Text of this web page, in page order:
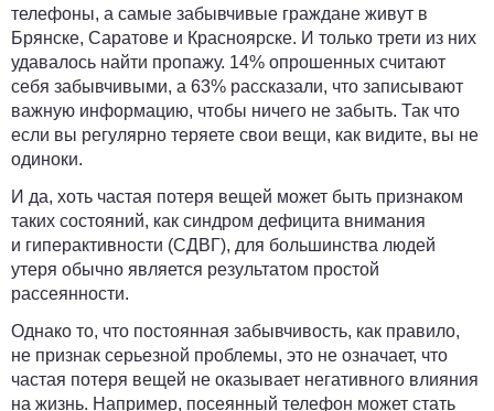
телефоны, а самые забывчивые граждане живут в
Брянске, Саратове и Красноярске. И только трети из них
удавалось найти пропажу. 14% опрошенных считают
себя забывчивыми, а 63% рассказали, что записывают
важную информацию, чтобы ничего не забыть. Так что
если вы регулярно теряете свои вещи, как видите, вы не
одиноки.
И да, хоть частая потеря вещей может быть признаком
таких состояний, как синдром дефицита внимания
и гиперактивности (СДВГ), для большинства людей
утеря обычно является результатом простой
рассеянности.
Однако то, что постоянная забывчивость, как правило,
не признак серьезной проблемы, это не означает, что
частая потеря вещей не оказывает негативного влияния
на жизнь. Например, посеянный телефон может стать